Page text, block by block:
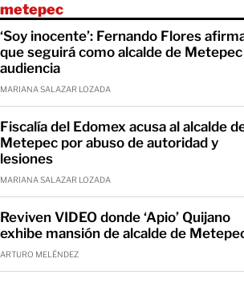
metepec
‘Soy inocente’: Fernando Flores
que seguirá como alcalde de
audiencia
MARIANA SALAZAR LOZADA
Fiscalía del Edomex acusa al alcalde
Metepec por abuso de autoridad y
lesiones
MARIANA SALAZAR LOZADA
Reviven VIDEO donde ‘Apio’ Quijano
exhibe mansión de alcalde de
ARTURO MELÉNDEZ